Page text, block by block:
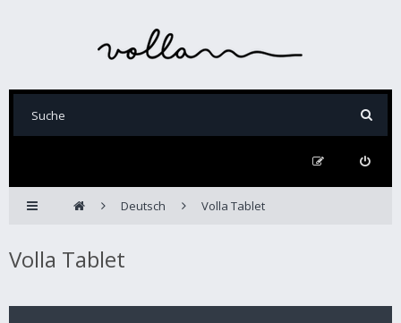
Deutsch Volla Tablet
Volla Tablet